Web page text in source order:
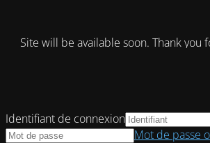
Site will be available soon. Thank you
Identifiant de connexion
Mot de passe